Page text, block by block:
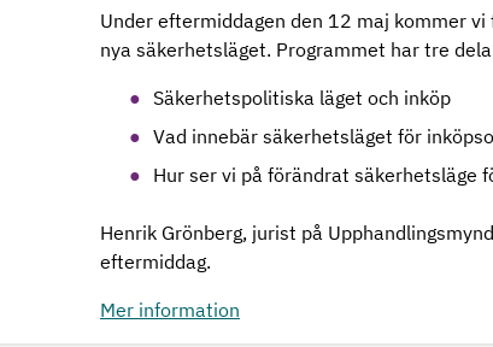
Under eftermiddagen den 12 maj kommer
nya säkerhetsläget. Programmet har tre
Säkerhetspolitiska läget och inköp
Vad innebär säkerhetsläget för
Hur ser vi på förändrat säkerhetsläge
Henrik Grönberg, jurist på
eftermiddag.
Mer information